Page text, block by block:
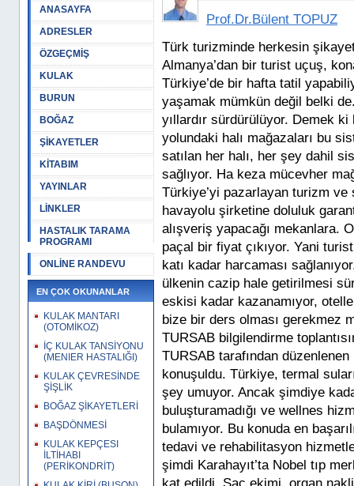
ANASAYFA
ADRESLER
ÖZGEÇMİŞ
KULAK
BURUN
BOĞAZ
ŞİKAYETLER
KİTABIM
YAYINLAR
LİNKLER
HASTALIK TARAMA
PROGRAMI
ONLİNE RANDEVU
EN ÇOK OKUNANLAR
KULAK MANTARI
(OTOMİKOZ)
İÇ KULAK TANSİYONU
(MENIER HASTALIĞI)
KULAK ÇEVRESİNDE
ŞİŞLİK
BOĞAZ ŞİKAYETLERİ
BAŞDÖNMESİ
KULAK KEPÇESI
İLTİHABI
(PERİKONDRİT)
Prof.Dr.Bülent TOPUZ
Türk turizminde herkesin
Almanya’dan bir turist uçuş,
Türkiye’de bir hafta tatil
yaşamak mümkün değil belki
yıllardır sürdürülüyor. Demek
yolundaki halı mağazaları bu
satılan her halı, her şey dahil
sağlıyor. Ha keza mücevher
Türkiye’yi pazarlayan turizm
havayolu şirketine doluluk
alışveriş yapacağı mekanlara.
paçal bir fiyat çıkıyor. Yani
katı kadar harcaması
ülkenin cazip hale getirilmesi
eskisi kadar kazanamıyor,
bize bir ders olması gerekmez
TURSAB bilgilendirme
TURSAB tarafından
konuşuldu. Türkiye, termal
şey umuyor. Ancak şimdiye
buluşturamadığı ve wellnes
bulamıyor. Bu konuda en
tedavi ve rehabilitasyon
şimdi Karahayıt’ta Nobel tıp